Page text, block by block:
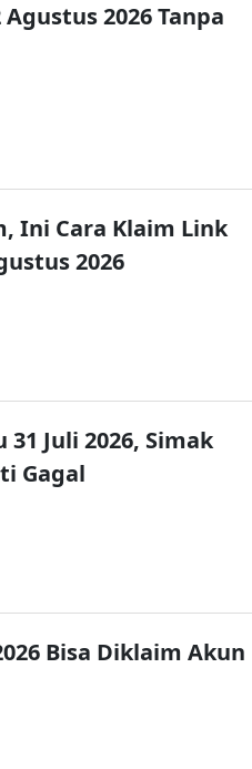
2026 Tanpa
Ini Cara Klaim Link
2026
Juli 2026, Simak
Gagal
Bisa Diklaim Akun